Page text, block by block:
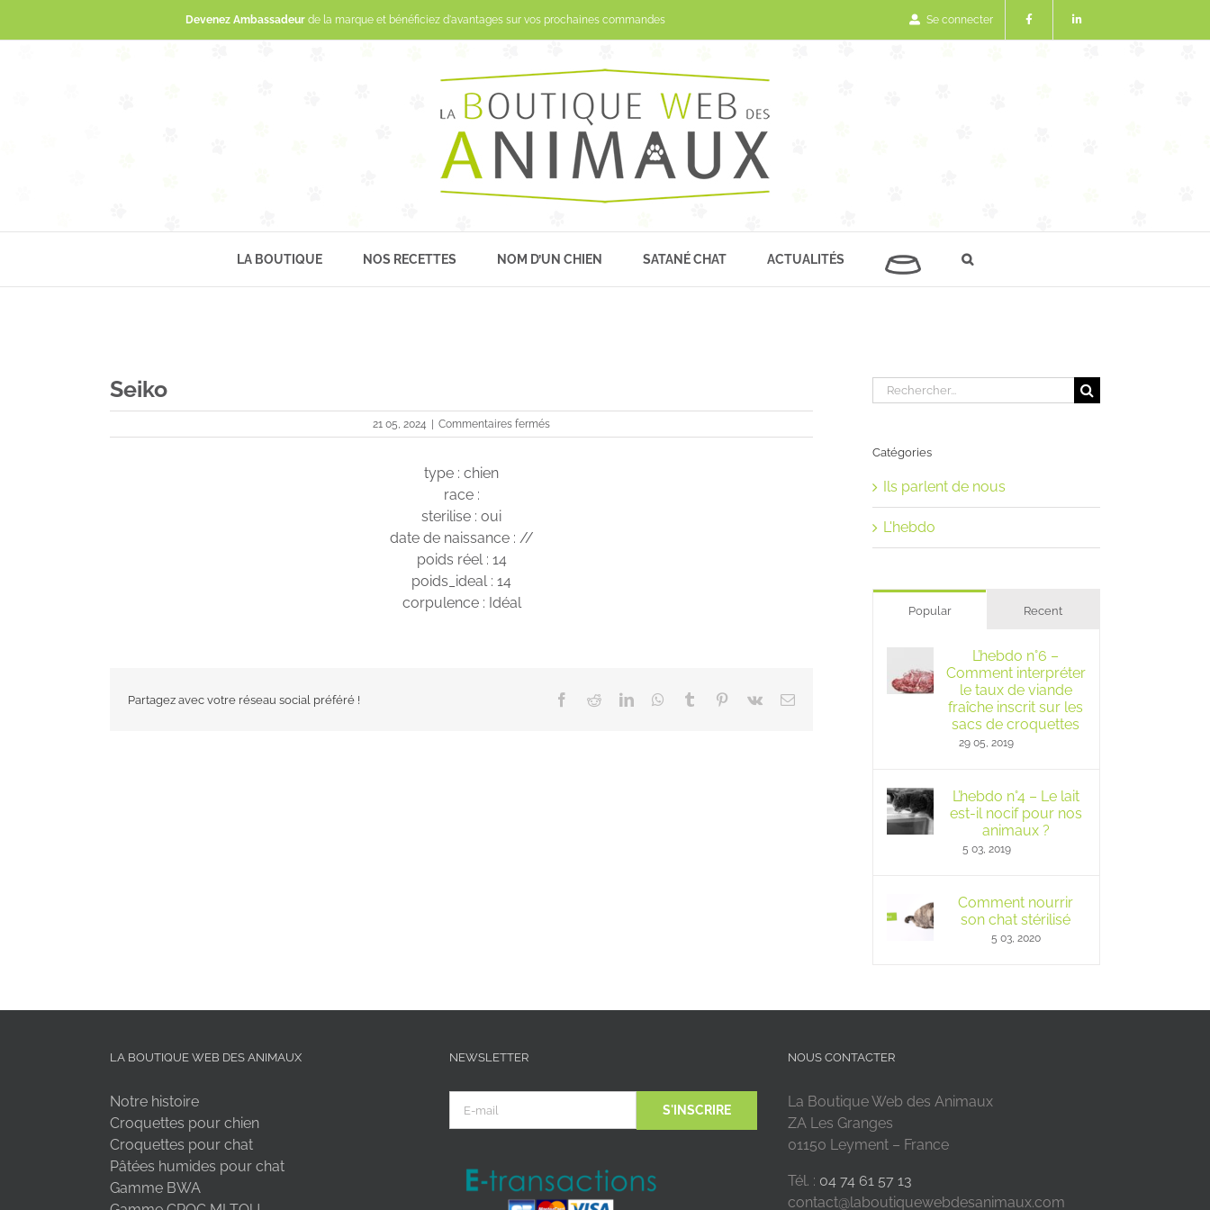
Devenez Ambassadeurde la marque et bénéficiez d'avantages sur vos prochaines commandes Se connecter
LA BOUTIQUE NOS RECETTES NOM D’UN CHIEN SATANÉ CHAT ACTUALITÉS
Seiko
21 05, 2024 Commentaires ferméssur
Seiko
type : chien
race :
sterilise : oui
date de naissance : //
poids réel : 14
poids_ideal : 14
corpulence : Idéal
Partagez avec votre réseau social préféré ! Facebook
RedditLinkedInWhatsApp
Tumblr Pinterest
Vk Email
Rechercher:
Catégories
Ils parlent de nous
L'hebdo
Popular Recent
L’hebdo n°6 –
Comment interpréter
le taux de viande
fraîche inscrit sur les
sacs de croquettes
29 05, 2019
L’hebdo n°4 – Le lait
est-il nocif pour nos
animaux ?
5 03, 2019
Comment nourrir
son chat stérilisé
5 03, 2020
LA BOUTIQUE WEB DES ANIMAUX
Notre histoire
Croquettes pour chien
Croquettes pour chat
Pâtées humides pour chat
Gamme BWA
NEWSLETTER NOUS CONTACTER
La Boutique Web des Animaux
ZA Les Granges
01150 Leyment – France
Tél. : 04 74 61 57 13
contact@laboutiquewebdesanimaux.com